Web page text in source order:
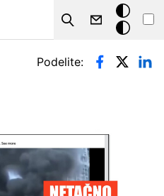
Search
Tamna
pozadina
Podelite: